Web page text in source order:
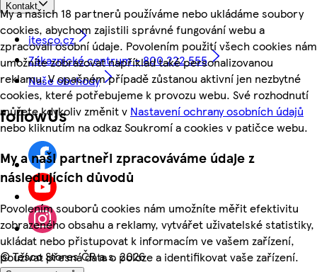
My a našich 18 partnerů používáme nebo ukládáme soubory
cookies, abychom zajistili správné fungování webu a
zpracovali osobní údaje. Povolením použití všech cookies nám
umožníte zobrazovat například také personalizovanou
reklamu. V opačném případě zůstanou aktivní jen nezbytné
cookies, které potřebujeme k provozu webu. Své rozhodnutí
můžete kdykoliv změnit v Nastavení ochrany osobních údajů
nebo kliknutím na odkaz Soukromí a cookies v patičce webu.
My a naši partneři zpracováváme údaje z
následujících důvodů
Povolením souborů cookies nám umožníte měřit efektivitu
zobrazeného obsahu a reklamy, vytvářet uživatelské statistiky,
ukládat nebo přistupovat k informacím ve vašem zařízení,
používat přesná data o poloze a identifikovat vaše zařízení.
Kontakt
itesco.cz
Zákaznické centrum - 800 222 555
Naše obchody
followUs
©Tesco Stores ČR a.s. 2026